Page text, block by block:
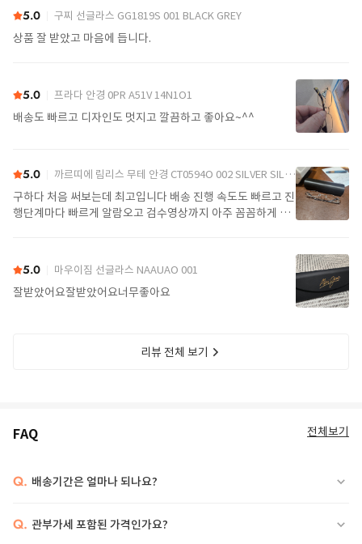
5.0 구찌 선글라스 GG1819S 001 BLACK GREY
상품 잘 받았고 마음에 듭니다.
5.0 프라다 안경 0PR A51V 14N1O1
배송도 빠르고 디자인도 멋지고 깔끔하고 좋아요~^^
5.0 까르띠에 림리스 무테 안경 CT0594O 002 SILVER SILVER TRANSPARENT
구하다 처음 써보는데 최고입니다 배송 진행 속도도 빠르고 진
행단계마다 빠르게 알람오고 검수영상까지 아주 꼼꼼하게 찍
5.0 마우이짐 선글라스 NAAUAO 001
잘받았어요잘받았어요너무좋아요
리뷰 전체 보기
FAQ 전체보기
Q. 배송기간은 얼마나 되나요?
Q. 관부가세 포함된 가격인가요?